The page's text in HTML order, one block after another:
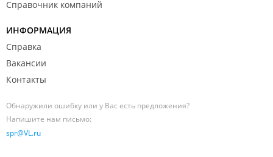
Справочник компаний
ИНФОРМАЦИЯ
Справка
Вакансии
Контакты
Обнаружили ошибку или у Вас есть предложения?
Напишите нам письмо:
spr@VL.ru